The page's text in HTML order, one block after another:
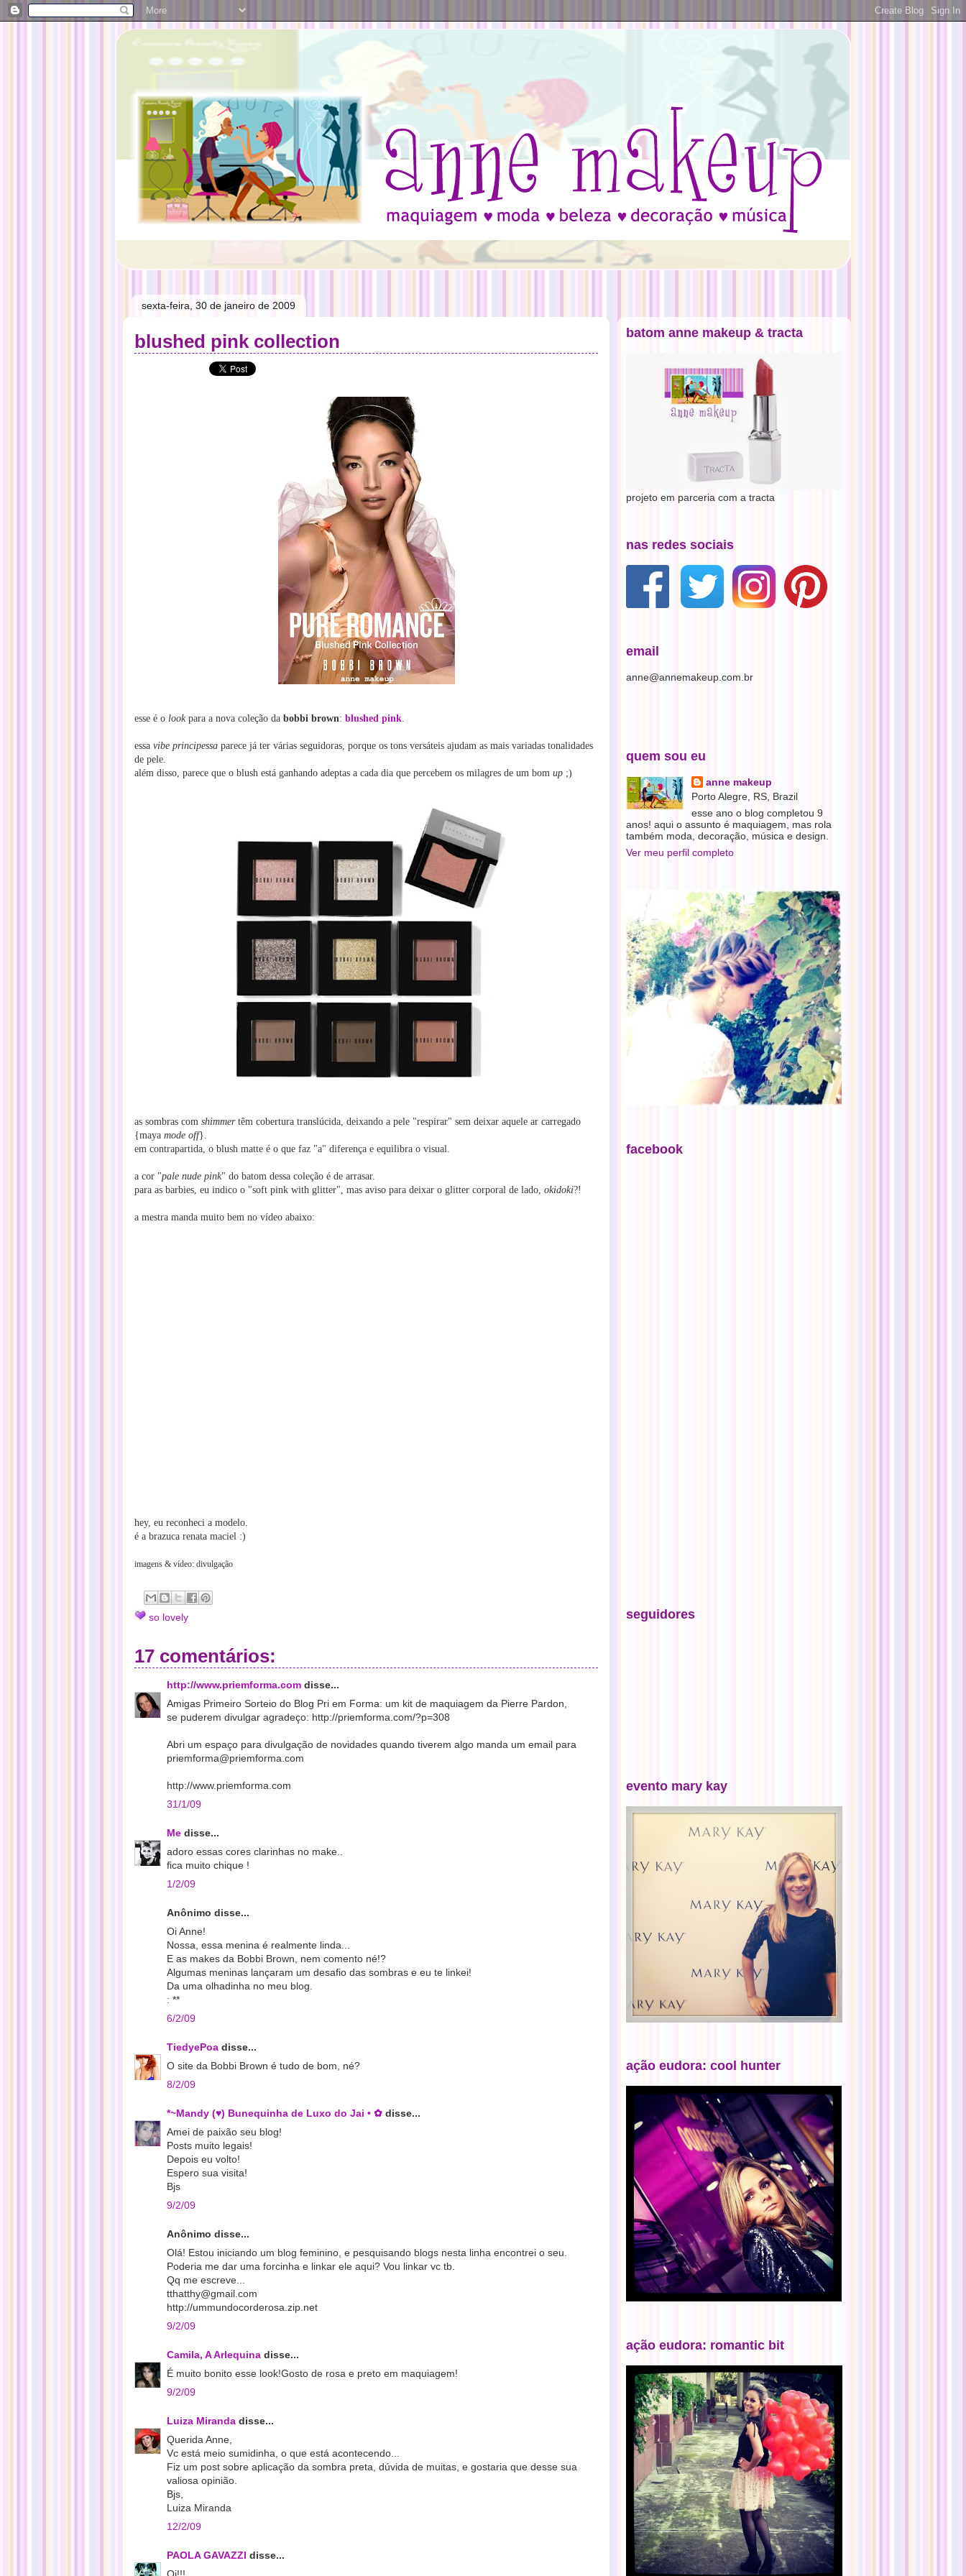
sexta-feira, 30 de janeiro de 2009
blushed pink collection
esse é o lookpara a nova coleção da bobbi brown: blushed pink.
essa vibe principessa parece já ter várias seguidoras, porque os tons versáteis ajudam as mais variadas tonalidades
de pele.
além disso, parece que o blush está ganhando adeptas a cada dia que percebem os milagres de um bom up ;)
as sombras com shimmertêm cobertura translúcida, deixando a pele "respirar" sem deixar aquele ar carregado
{maya mode off}.
em contrapartida, o blush matte é o que faz "a" diferença e equilibra o visual.
a cor "pale nude pink" do batom dessa coleção é de arrasar.
para as barbies, eu indico o "soft pink with glitter", mas aviso para deixar o glitter corporal de lado, okidoki?!
a mestra manda muito bem no vídeo abaixo:
hey, eu reconheci a modelo.
é a brazuca renata maciel :)
imagens & vídeo: divulgação
so lovely
17 comentários:
http://www.priemforma.com disse...
Amigas Primeiro Sorteio do Blog Pri em Forma: um kit de maquiagem da Pierre Pardon,
se puderem divulgar agradeço: http://priemforma.com/?p=308
Abri um espaço para divulgação de novidades quando tiverem algo manda um email para
priemforma@priemforma.com
http://www.priemforma.com
31/1/09
Me disse...
adoro essas cores clarinhas no make..
fica muito chique !
1/2/09
Anônimo disse...
Oi Anne!
Nossa, essa menina é realmente linda...
E as makes da Bobbi Brown, nem comento né!?
Algumas meninas lançaram um desafio das sombras e eu te linkei!
Da uma olhadinha no meu blog.
: **
6/2/09
TiedyePoa disse...
O site da Bobbi Brown é tudo de bom, né?
8/2/09
*~Mandy (♥) Bunequinha de Luxo do Jai • ✿ disse...
Amei de paixão seu blog!
Posts muito legais!
Depois eu volto!
Espero sua visita!
Bjs
9/2/09
Anônimo disse...
Olá! Estou iniciando um blog feminino, e pesquisando blogs nesta linha encontrei o seu.
Poderia me dar uma forcinha e linkar ele aqui? Vou linkar vc tb.
Qq me escreve...
tthatthy@gmail.com
http://ummundocorderosa.zip.net
9/2/09
Camila, A Arlequina disse...
É muito bonito esse look!Gosto de rosa e preto em maquiagem!
9/2/09
Luiza Miranda disse...
Querida Anne,
Vc está meio sumidinha, o que está acontecendo...
Fiz um post sobre aplicação da sombra preta, dúvida de muitas, e gostaria que desse sua
valiosa opinião.
Bjs,
Luiza Miranda
12/2/09
PAOLA GAVAZZI disse...
batom anne makeup & tracta
projeto em parceria com a tracta
nas redes sociais
email
anne@annemakeup.com.br
quem sou eu
anne makeup
Porto Alegre, RS, Brazil
esse ano o blog completou 9
anos! aqui o assunto é maquiagem, mas rola
também moda, decoração, música e design.
Ver meu perfil completo
facebook
seguidores
evento mary kay
ação eudora: cool hunter
ação eudora: romantic bit